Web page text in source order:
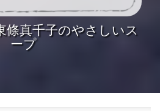
n
條真千子のやさしいス
ープ